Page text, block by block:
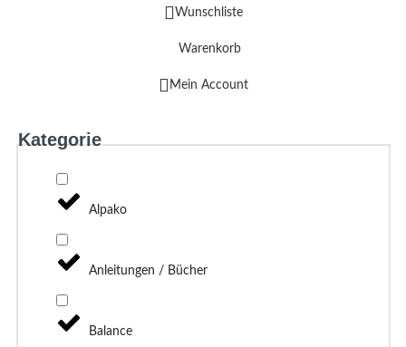
Wunschliste
Warenkorb
Mein Account
Kategorie
Alpako
Anleitungen / Bücher
Balance